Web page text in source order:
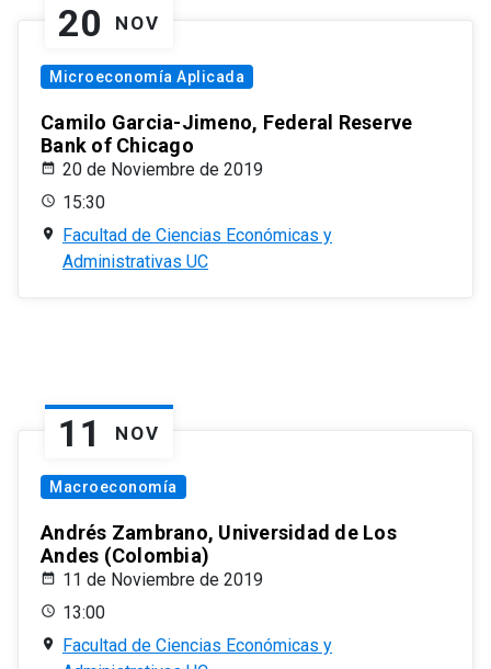
20 NOV
Microeconomía Aplicada
Camilo Garcia-Jimeno, Federal Reserve
Bank of Chicago
20 de Noviembre de 2019
15:30
Facultad de Ciencias Económicas y
Administrativas UC
11 NOV
Macroeconomía
Andrés Zambrano, Universidad de Los
Andes (Colombia)
11 de Noviembre de 2019
13:00
Facultad de Ciencias Económicas y